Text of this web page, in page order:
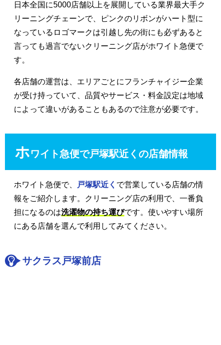
日本全国に5000店舗以上を展開している業界最大手ク
リーニングチェーンで、ピンクのリボンがハート型に
なっているロゴマークは引越し先の街にも必ずあると
言っても過言でないクリーニング店がホワイト急便で
す。
各店舗の運営は、エリアごとにフランチャイジー企業
が受け持っていて、品質やサービス・料金設定は地域
によって違いがあることもあるので注意が必要です。
ホワイト急便で戸塚駅近くの店舗情報
ホワイト急便で、 戸塚駅近く で営業している店舗の情
報をご紹介します。クリーニング店の利用で、一番負
担になるのは洗濯物の持ち運びです。使いやすい場所
にある店舗を選んで利用してみてください。
サクラス戸塚前店